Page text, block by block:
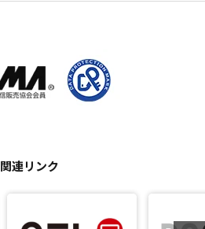
関連リンク